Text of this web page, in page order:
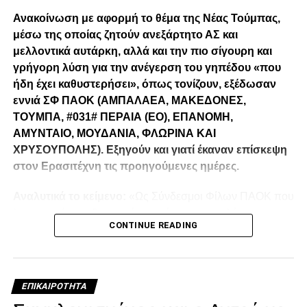
Ανακοίνωση με αφορμή το θέμα της Νέας Τούμπας,
μέσω της οποίας ζητούν ανεξάρτητο ΑΣ και
μελλοντικά αυτάρκη, αλλά και την πιο σίγουρη και
γρήγορη λύση για την ανέγερση του γηπέδου «που
ήδη έχει καθυστερήσει», όπως τονίζουν, εξέδωσαν
εννιά ΣΦ ΠΑΟΚ (ΑΜΠΑΛΑΕΑ, ΜΑΚΕΔΟΝΕΣ,
ΤΟΥΜΠΑ, #031# ΠΕΡΑΙΑ (ΕΟ), ΕΠΑΝΟΜΗ,
ΑΜΥΝΤΑΙΟ, ΜΟΥΔΑΝΙΑ, ΦΛΩΡΙΝΑ ΚΑΙ
ΧΡΥΣΟΥΠΟΛΗΣ). Εξηγούν και γιατί έκαναν επίσκεψη
στον Ερασιτέχνη τις προηγούμενες ημέρες.
λειτουργούμε καθημερινά με γνώμωνα το καλό του
Δικεφάλου και μόνο, αισθανόμαστε την ανάγκη να
όψη των 100 ετών τα διοικητικά εσωπροβλήματα του
οργανισμού δεν φαίνεται να καταλαγιάζουν (κάθε άλλο
μάλλον) παρά τις επανειλημμένες προσπάθειες μας να
CONTINUE READING
ΕΠΙΚΑΙΡΌΤΗΤΑ